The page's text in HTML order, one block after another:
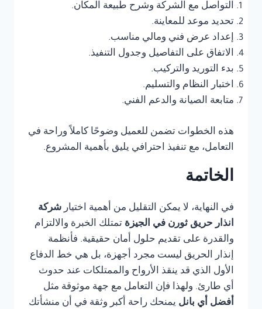
التواصل مع الشركة وشرح طبيعة المكان.
تحديد موعد للمعاينة.
إعداد عرض فني ومالي مناسب.
الاتفاق على التفاصيل وجدول التنفيذ.
بدء التوريد والتركيب.
اختبار النظام والتسليم.
متابعة الصيانة والدعم الفني.
هذه الخطوات تضمن للعميل وضوحًا كاملاً وراحة في
التعامل، مع تنفيذ احترافي يليق بأهمية المشروع.
الخاتمة
في النهاية، لا يمكن التقليل من أهمية اختيار شركة
انذار حريق ثورن في الجيزة تمتلك الخبرة والالتزام
والقدرة على تقديم حلول أمان حقيقية. فأنظمة
إنذار الحريق ليست مجرد أجهزة، بل هي خط الدفاع
الأول الذي قد ينقذ الأرواح والممتلكات عند حدوث
أي طارئ. ولهذا فإن التعامل مع جهة موثوقة مثل
أفضل أي بانل يمنحك راحة أكبر وثقة في أن منشأتك